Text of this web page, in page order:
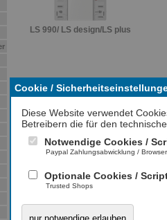
Cookie /
Diese Website verwendet
Betreibern die für den
Notwendige Cookies /
Paypal Zahlungsabwicklung /
Optionale Cookies /
Trusted Shops
nur notwendige erlauben
LS 990/ LS design/LS plus